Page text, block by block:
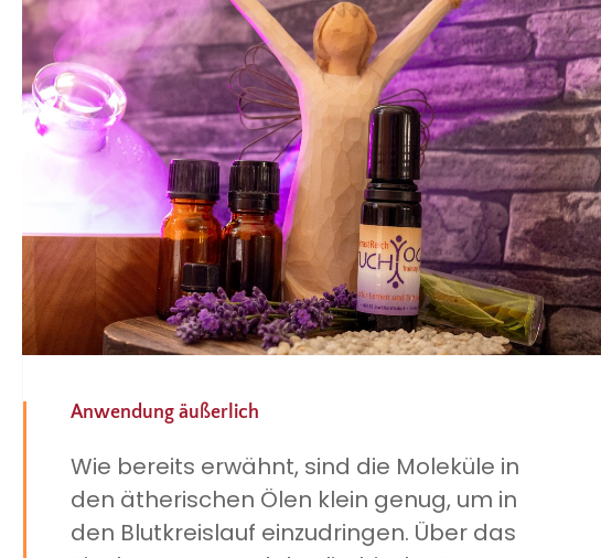
Anwendung äußerlich
Wie bereits erwähnt, sind die Moleküle in
den ätherischen Ölen klein genug, um in
den Blutkreislauf einzudringen. Über das